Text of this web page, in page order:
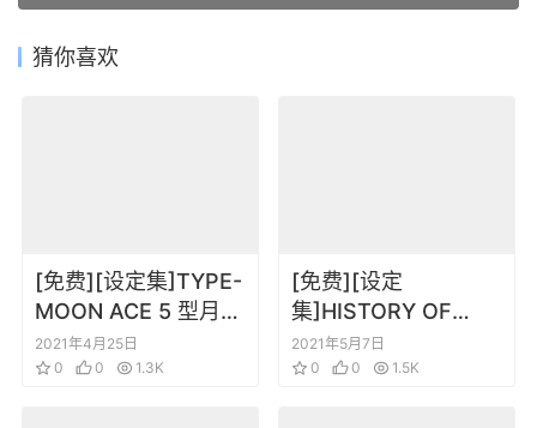
猜你喜欢
[免费][设定集]TYPE-
MOON ACE 5 型月角
色设定
2021年4月25日
0
0 1.3K
[免费][设定
集]HISTORY OF
LoveLive!粉丝向设定
集
2021年5月7日
0
0 1.5K